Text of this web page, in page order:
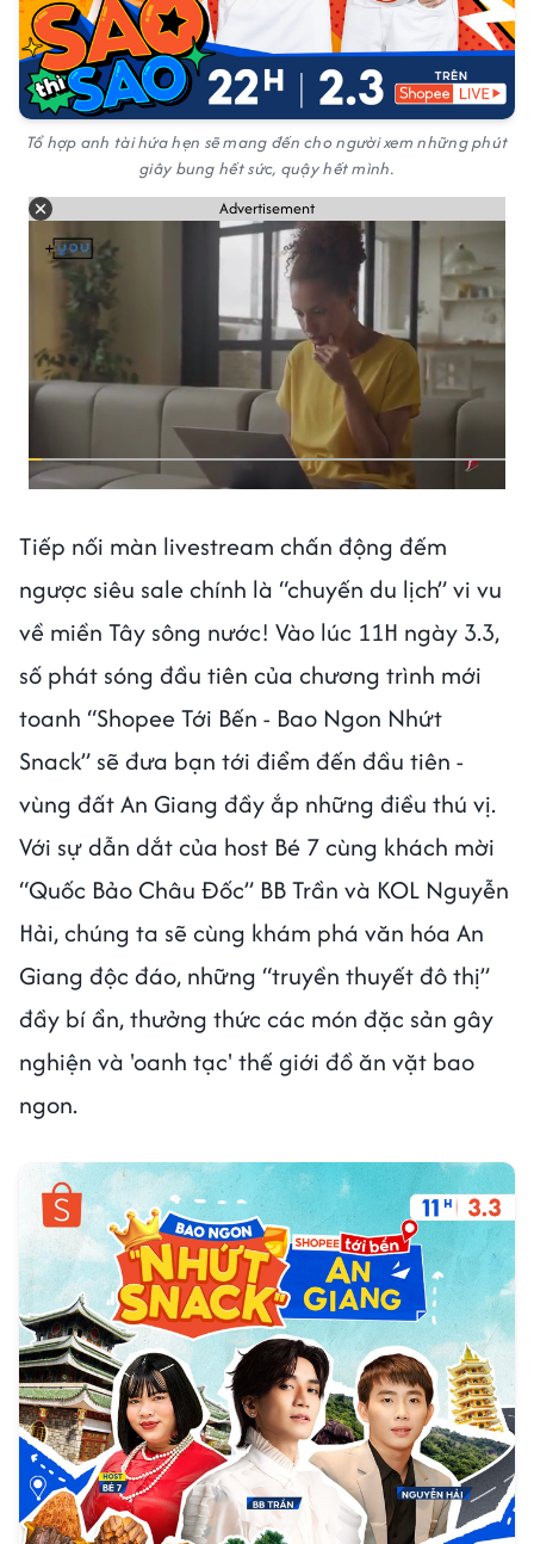
Tổ hợp anh tài hứa hẹn sẽ mang đến cho người xem những phút
giây bung hết sức, quậy hết mình.
Advertisement
Tiếp nối màn livestream chấn động đếm
ngược siêu sale chính là “chuyến du lịch” vi vu
về miền Tây sông nước! Vào lúc 11H ngày 3.3,
số phát sóng đầu tiên của chương trình mới
toanh “Shopee Tới Bến - Bao Ngon Nhứt
Snack” sẽ đưa bạn tới điểm đến đầu tiên -
vùng đất An Giang đầy ắp những điều thú vị.
Với sự dẫn dắt của host Bé 7 cùng khách mời
“Quốc Bảo Châu Đốc” BB Trần và KOL Nguyễn
Hải, chúng ta sẽ cùng khám phá văn hóa An
Giang độc đáo, những “truyền thuyết đô thị”
đầy bí ẩn, thưởng thức các món đặc sản gây
nghiện và 'oanh tạc' thế giới đồ ăn vặt bao
ngon.